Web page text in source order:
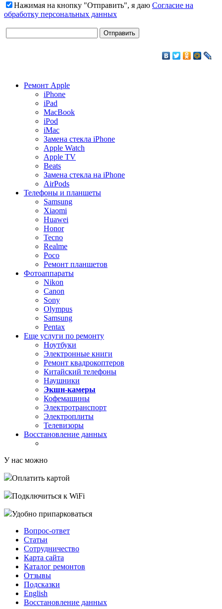
Нажимая на кнопку "Отправить", я даю Согласие на
обработку персональных данных
Ремонт Apple
iPhone
iPad
MacBook
iPod
iMac
Замена стекла iPhone
Apple Watch
Apple TV
Beats
Замена стекла на iPhone
AirPods
Телефоны и планшеты
Samsung
Xiaomi
Huawei
Honor
Tecno
Realme
Poco
Ремонт планшетов
Фотоаппараты
Nikon
Canon
Sony
Olympus
Samsung
Pentax
Еще услуги по ремонту
Ноутбуки
Электронные книги
Ремонт квадрокоптеров
Китайский телефоны
Наушники
Экшн-камеры
Кофемашины
Электротранспорт
Электроплиты
Телевизоры
Восстановление данных
У нас можно
Оплатить картой
Подключиться к WiFi
Удобно припарковаться
Вопрос-ответ
Статьи
Сотрудничество
Карта сайта
Каталог ремонтов
Отзывы
Подсказки
English
Восстановление данных